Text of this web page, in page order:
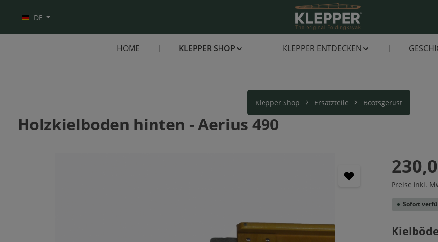
DE
HOME KLEPPER SHOP KLEPPER ENTDECKEN
Klepper Shop Ersatzteile Bootsgerüst
Holzkielboden hinten - Aerius 490
Preise inkl.
Sofort